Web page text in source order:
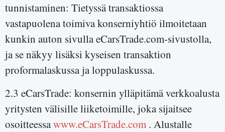
tunnistaminen: Tietyssä transaktiossa
vastapuolena toimiva konserniyhtiö ilmoitetaan
kunkin auton sivulla eCarsTrade.com-sivustolla,
ja se näkyy lisäksi kyseisen transaktion
proformalaskussa ja loppulaskussa.
2.3 eCarsTrade: konsernin ylläpitämä verkkoalusta
yritysten välisille liiketoimille, joka sijaitsee
osoitteessawww.eCarsTrade.com . Alustalle